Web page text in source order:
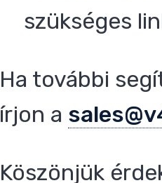
szükséges
Ha további
írjon a
Köszönjük